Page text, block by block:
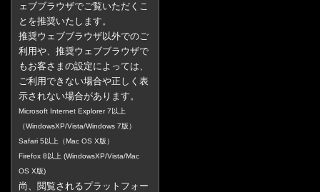
ェブブラウザでご覧いただくこ
とを推奨いたします。
推奨ウェブブラウザ以外でのご
利用や、推奨ウェブブラウザで
もお客さまの設定によっては、
ご利用できない場合や正しく表
示されない場合があります。
Microsoft Internet Explorer 7以上
（WindowsXP/Vista/Windows 7版）
Safari 5以上（Mac OS X版）
Firefox 8以上 (WindowsXP/Vista/Mac
OS X版)
尚、閲覧されるプラットフォー